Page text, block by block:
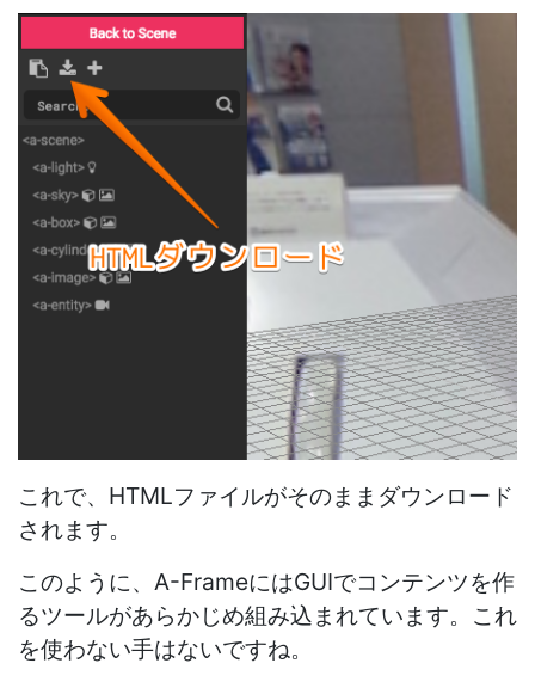
これで、HTMLファイルがそのままダウンロード
されます。
このように、A-FrameにはGUIでコンテンツを作
るツールがあらかじめ組み込まれています。これ
を使わない手はないですね。